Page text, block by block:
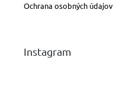
Ochrana osobných údajov
Instagram